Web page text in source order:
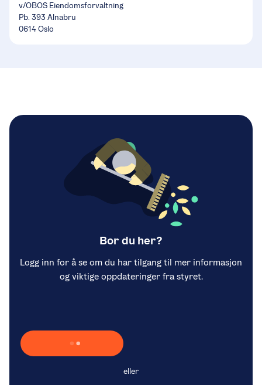
v/OBOS Eiendomsforvaltning
Pb. 393 Alnabru
0614 Oslo
Bor du her?
Logg inn for å se om du har tilgang til mer informasjon
og viktige oppdateringer fra styret.
Laster inn Vipps …
eller